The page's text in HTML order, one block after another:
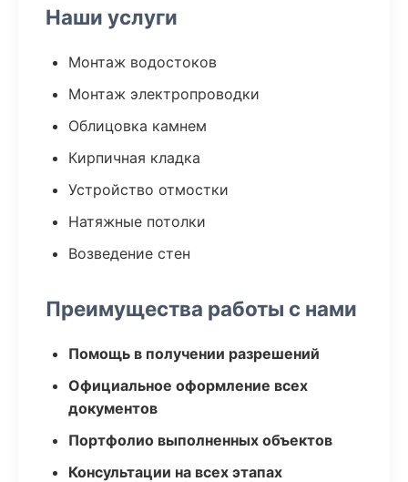
Наши услуги
Монтаж водостоков
Монтаж электропроводки
Облицовка камнем
Кирпичная кладка
Устройство отмостки
Натяжные потолки
Возведение стен
Преимущества работы с нами
Помощь в получении разрешений
Официальное оформление всех
документов
Портфолио выполненных объектов
Консультации на всех этапах